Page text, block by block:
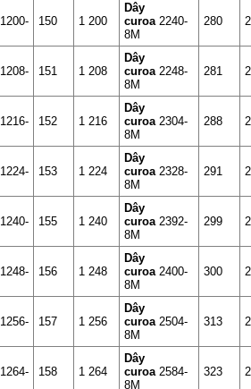
1200-
150 1 200
Dây
curoa 2240-
8M
280
1208-
151 1 208
Dây
curoa 2248-
8M
281
1216-
152 1 216
Dây
curoa 2304-
8M
288
1224-
153 1 224
Dây
curoa 2328-
8M
291
1240-
155 1 240
Dây
curoa 2392-
8M
299
1248-
156 1 248
Dây
curoa 2400-
8M
300
1256-
157 1 256
Dây
curoa 2504-
8M
313
1264-
158 1 264
Dây
curoa 2584-
8M
323